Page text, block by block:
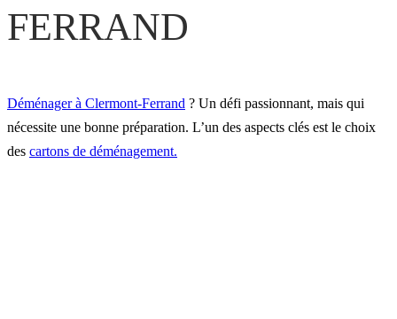
FERRAND
Déménager à Clermont-Ferrand ? Un défi passionnant, mais qui
nécessite une bonne préparation. L’un des aspects clés est le choix
des cartons de déménagement.